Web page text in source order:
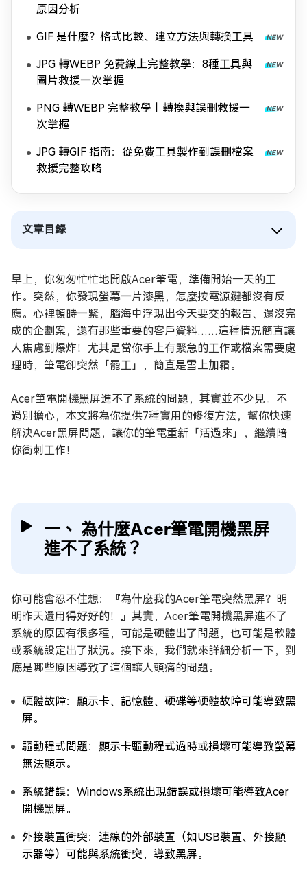
原因分析
GIF 是什麼？格式比較、建立方法與轉換工具
JPG 轉WEBP 免費線上完整教學：8種工具與
圖片救援一次掌握
PNG 轉WEBP 完整教學｜轉換與誤刪救援一
次掌握
JPG 轉GIF 指南：從免費工具製作到誤刪檔案
救援完整攻略
文章目錄
早上，你匆匆忙忙地開啟Acer筆電，準備開始一天的工
作。突然，你發現螢幕一片漆黑，怎麼按電源鍵都沒有反
應。心裡頓時一緊，腦海中浮現出今天要交的報告、還沒完
成的企劃案，還有那些重要的客戶資料……這種情況簡直讓
人焦慮到爆炸！尤其是當你手上有緊急的工作或檔案需要處
理時，筆電卻突然「罷工」，簡直是雪上加霜。
Acer筆電開機黑屏進不了系統的問題，其實並不少見。不
過別擔心，本文將為你提供7種實用的修復方法，幫你快速
解決Acer黑屏問題，讓你的筆電重新「活過來」，繼續陪
你衝刺工作！
一、 為什麼Acer筆電開機黑屏
進不了系統？
你可能會忍不住想：『為什麼我的Acer筆電突然黑屏？明
明昨天還用得好好的！』其實，Acer筆電開機黑屏進不了
系統的原因有很多種，可能是硬體出了問題，也可能是軟體
或系統設定出了狀況。接下來，我們就來詳細分析一下，到
底是哪些原因導致了這個讓人頭痛的問題。
硬體故障：顯示卡、記憶體、硬碟等硬體故障可能導致黑
屏。
驅動程式問題：顯示卡驅動程式過時或損壞可能導致螢幕
無法顯示。
系統錯誤：Windows系統出現錯誤或損壞可能導致Acer
開機黑屏。
外接裝置衝突：連線的外部裝置（如USB裝置、外接顯
示器等）可能與系統衝突，導致黑屏。